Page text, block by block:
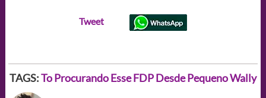
Tweet
TAGS:To Procurando Esse FDP Desde PequenoWally